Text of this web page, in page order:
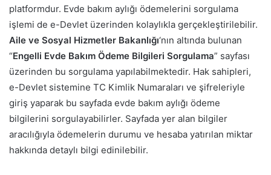
platformdur. Evde bakım aylığı ödemelerini sorgulama
işlemi de e-Devlet üzerinden kolaylıkla gerçekleştirilebilir.
Aile ve Sosyal Hizmetler Bakanlığı‘nın altında bulunan
“Engelli Evde Bakım Ödeme Bilgileri Sorgulama” sayfası
üzerinden bu sorgulama yapılabilmektedir. Hak sahipleri,
e-Devlet sistemine TC Kimlik Numaraları ve şifreleriyle
giriş yaparak bu sayfada evde bakım aylığı ödeme
bilgilerini sorgulayabilirler. Sayfada yer alan bilgiler
aracılığıyla ödemelerin durumu ve hesaba yatırılan miktar
hakkında detaylı bilgi edinilebilir.